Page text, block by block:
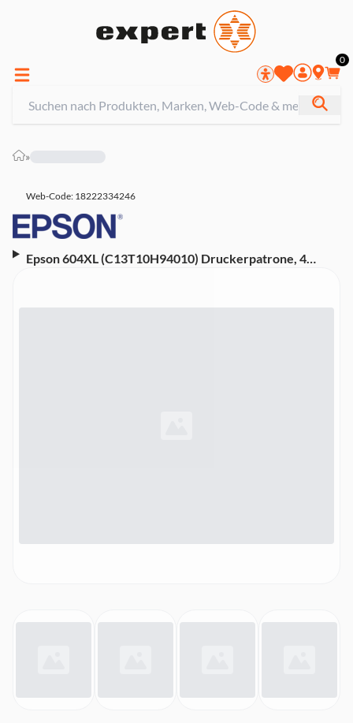
0
»
Web-Code: 18222334246
Epson 604XL (C13T10H94010) Druckerpatrone, 4